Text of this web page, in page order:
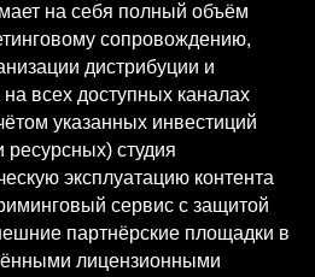
на себя полный объём
сопровождению,
дистрибуции и
всех доступных каналах
указанных инвестиций
ресурсных) студия
эксплуатацию контента
сервис с защитой
партнёрские площадки в
лицензионными